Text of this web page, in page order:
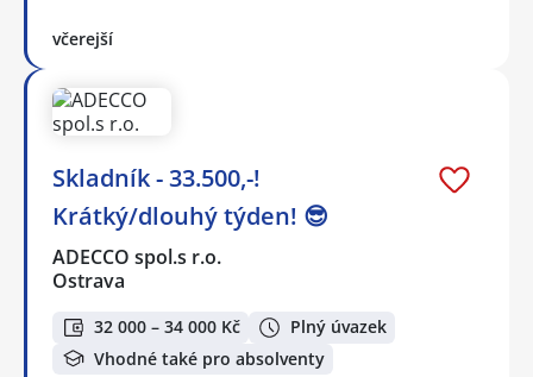
včerejší
Skladník - 33.500,-!
Krátký/dlouhý týden! 😎
ADECCO spol.s r.o.
Ostrava
32 000 – 34 000 Kč
Plný úvazek
Vhodné také pro absolventy